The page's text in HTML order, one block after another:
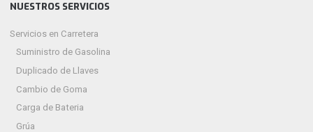
NUESTROS SERVICIOS
Servicios en Carretera
Suministro de Gasolina
Duplicado de Llaves
Cambio de Goma
Carga de Bateria
Grúa